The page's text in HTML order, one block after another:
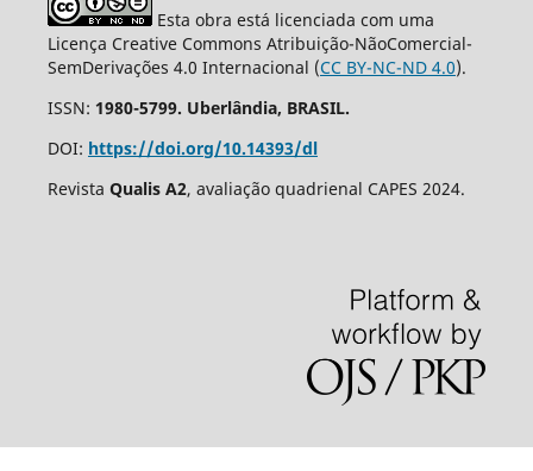
Esta obra está licenciada com uma
Licença Creative Commons Atribuição-NãoComercial-
SemDerivações 4.0 Internacional (CC BY-NC-ND 4.0).
ISSN: 1980-5799. Uberlândia, BRASIL.
DOI: https://doi.org/10.14393/dl
Revista Qualis A2, avaliação quadrienal CAPES 2024.